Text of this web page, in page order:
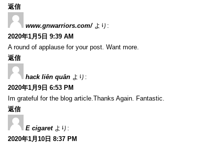
返信
www.gnwarriors.com/ より:
2020年1月5日 9:39 AM
A round of applause for your post. Want more.
返信
hack liên quân より:
2020年1月9日 6:53 PM
Im grateful for the blog article.Thanks Again. Fantastic.
返信
E cigaret より:
2020年1月10日 8:37 PM